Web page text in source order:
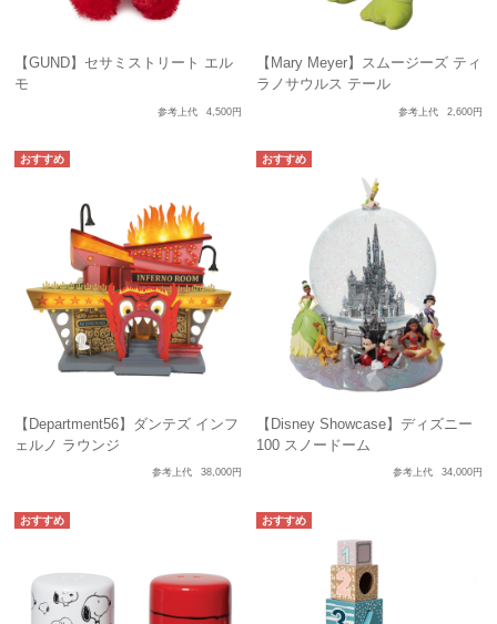
【GUND】セサミストリート エル
モ
参考上代 4,500円
【Mary Meyer】スムージーズ ティ
ラノサウルス テール
参考上代 2,600円
【Department56】ダンテズ インフ
ェルノ ラウンジ
参考上代 38,000円
【Disney Showcase】ディズニー
100 スノードーム
参考上代 34,000円